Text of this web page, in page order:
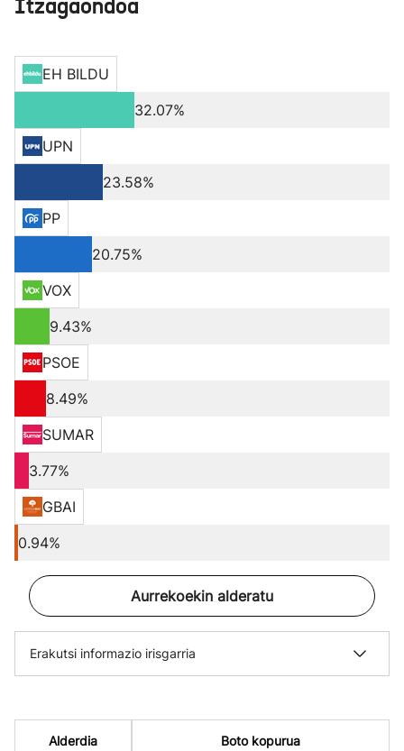
Itzagaondoa
EH BILDU
32.07%
UPN
23.58%
PP
20.75%
VOX
9.43%
PSOE
8.49%
SUMAR
3.77%
GBAI
0.94%
Aurrekoekin alderatu
Erakutsi informazio irisgarria
Alderdia Boto kopurua